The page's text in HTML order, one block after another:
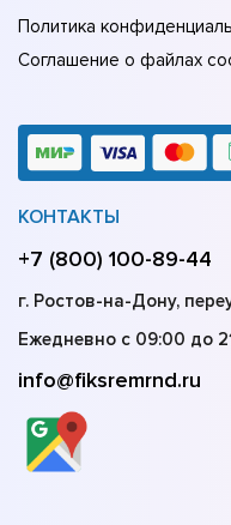
Политика
Соглашение о файлах
КОНТАКТЫ
+7 (800) 100-89-44
г. Ростов-на-Дону,
Ежедневно с 09:00 до
info@fiksremrnd.ru